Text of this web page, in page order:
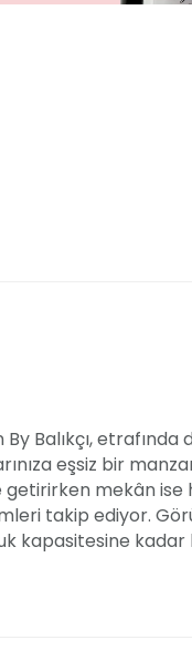
Balıkçı,
eşsiz bir
mekân ise
takip ediyor.
kapasitesine